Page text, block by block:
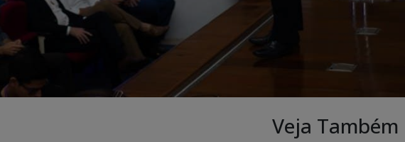
Veja Também